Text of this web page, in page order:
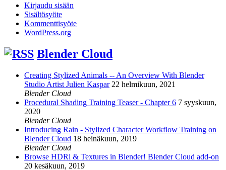
Kirjaudu sisään
Sisältösyöte
Kommenttisyöte
WordPress.org
Blender Cloud
Creating Stylized Animals -- An Overview With Blender
Studio Artist Julien Kaspar 22 helmikuun, 2021
Blender Cloud
Procedural Shading Training Teaser - Chapter 6 7 syyskuun,
2020
Blender Cloud
Introducing Rain - Stylized Character Workflow Training on
Blender Cloud 18 heinäkuun, 2019
Blender Cloud
Browse HDRi & Textures in Blender! Blender Cloud add-on
20 kesäkuun, 2019